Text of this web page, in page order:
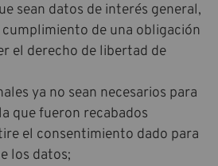
sean datos de interés general,
de una obligación
el derecho de libertad de
ya no sean necesarios para
que fueron recabados
el consentimiento dado para
los datos;